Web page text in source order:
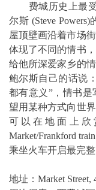
费城历史上最受
尔斯 (Steve
屋顶壁画沿着市场
体现了不同的情书
给他所深爱家乡的
鲍尔斯自己的话说
都有意义”，情书
望用某种方式向世
可以在地面上
Market/Frankford
乘坐火车开启最完整
地址：Market Street,